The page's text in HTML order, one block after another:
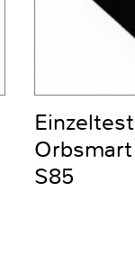
Einzeltest
Orbsmart
S85